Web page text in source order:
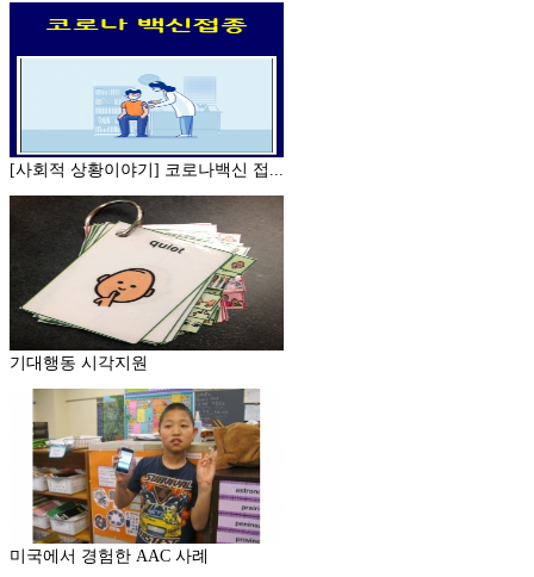
[사회적 상황이야기] 코로나백신 접...
기대행동 시각지원
미국에서 경험한 AAC 사례